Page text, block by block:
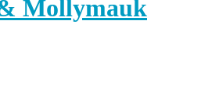
Mollymauk